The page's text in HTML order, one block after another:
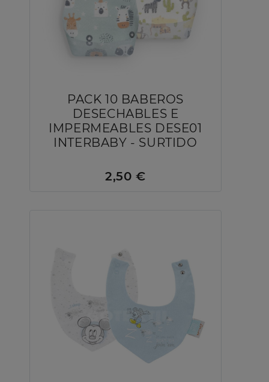
PACK 10 BABEROS
DESECHABLES E
IMPERMEABLES DESE01
INTERBABY - SURTIDO
2,50 €